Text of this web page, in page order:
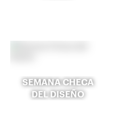
SEMANA CHECA
DEL DISEÑO